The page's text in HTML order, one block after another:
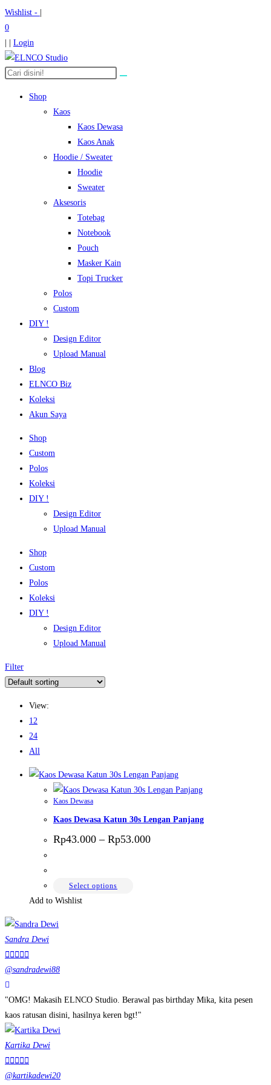
Skip
to
content
Wishlist -
0
Login
Search
website
Shop
Kaos
Kaos Dewasa
Kaos Anak
Hoodie / Sweater
Hoodie
Sweater
Aksesoris
Totebag
Notebook
Pouch
Masker Kain
Topi Trucker
Polos
Custom
DIY !
Design Editor
Upload Manual
Blog
ELNCO Biz
Koleksi
Akun Saya
Shop
Custom
Polos
Koleksi
DIY !
Design Editor
Upload Manual
Shop
Custom
Polos
Koleksi
DIY !
Design Editor
Upload Manual
Filter
View:
12
24
All
Kaos Dewasa
Kaos Dewasa Katun 30s Lengan Panjang
Rp43.000 – Rp53.000Price
Select options
Add to Wishlist
Sandra Dewi
    
@sandradewi88
"OMG! Makasih ELNCO Studio. Berawal pas birthday Mika, kita pesen
kaos ratusan disini, hasilnya keren bgt!"
Kartika Dewi
    
@kartikadewi20